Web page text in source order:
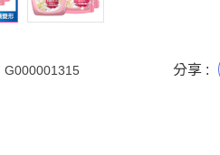
G000001315 分享 :